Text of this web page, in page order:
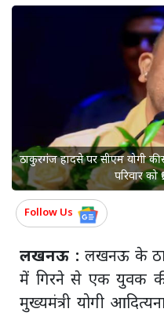
ठाकुरगंज हादसे पर सीएम योगी की
परिवार को
Follow Us
लखनऊ : लखनऊ के
में गिरने से एक युवक
मुख्यमंत्री योगी